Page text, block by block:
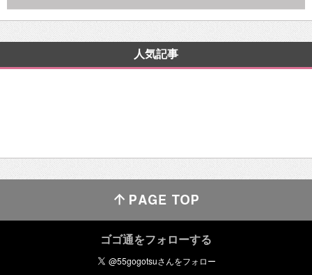
人気記事
ゴゴ通をフォローする